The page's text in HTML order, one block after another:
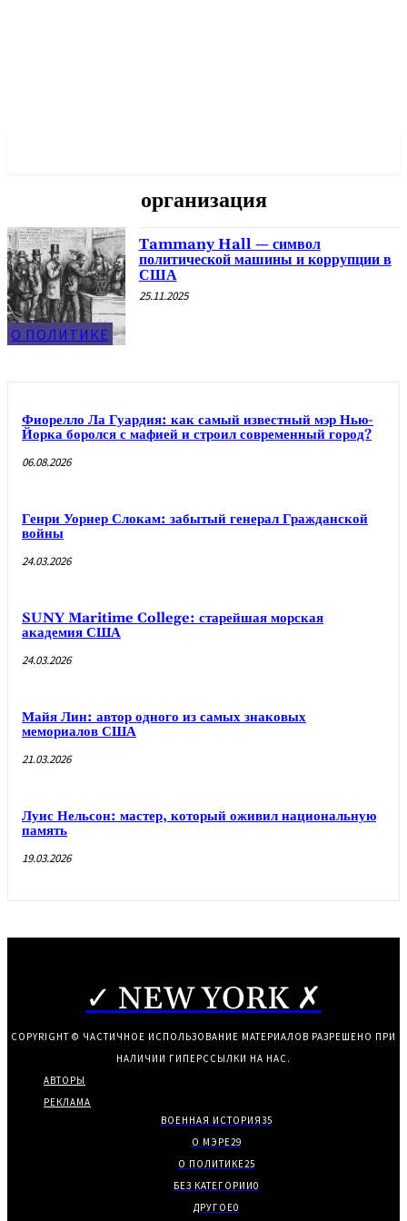
организация
О ПОЛИТИКЕ
Tammany Hall — символ
политической машины и коррупции в
США
25.11.2025
Фиорелло Ла Гуардия: как самый известный мэр Нью-
Йорка боролся с мафией и строил современный город?
06.08.2026
Генри Уорнер Слокам: забытый генерал Гражданской
войны
24.03.2026
SUNY Maritime College: старейшая морская
академия США
24.03.2026
Майя Лин: автор одного из самых знаковых
мемориалов США
21.03.2026
Луис Нельсон: мастер, который оживил национальную
память
19.03.2026
✓ NEW YORK ✗
COPYRIGHT © ЧАСТИЧНОЕ ИСПОЛЬЗОВАНИЕ МАТЕРИАЛОВ РАЗРЕШЕНО ПРИ
НАЛИЧИИ ГИПЕРССЫЛКИ НА НАС.
АВТОРЫ
РЕКЛАМА
ВОЕННАЯ ИСТОРИЯ35
О МЭРЕ29
О ПОЛИТИКЕ25
БЕЗ КАТЕГОРИИ0
ДРУГОЕ0